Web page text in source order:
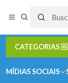
CATEGORIAS
MÍDIAS SOCIAIS